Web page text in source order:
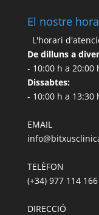
El nostre
L'horari
De dilluns a
- 10:00 h a 20:00
Dissabtes:
- 10:00 h a 13:30
EMAIL
TELÈFON
(+34) 977 114 166
DIRECCIÓ